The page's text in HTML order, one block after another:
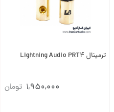
ترمینال Lightning Audio PRT4
1,950,000 تومان